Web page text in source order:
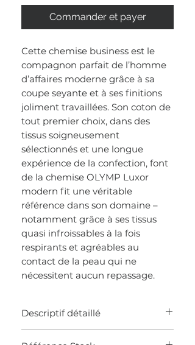
Commander et payer
Cette chemise business est le
compagnon parfait de l’homme
d’affaires moderne grâce à sa
coupe seyante et à ses finitions
joliment travaillées. Son coton de
tout premier choix, dans des
tissus soigneusement
sélectionnés et une longue
expérience de la confection, font
de la chemise OLYMP Luxor
modern fit une véritable
référence dans son domaine –
notamment grâce à ses tissus
quasi infroissables à la fois
respirants et agréables au
contact de la peau qui ne
nécessitent aucun repassage.
Descriptif détaillé